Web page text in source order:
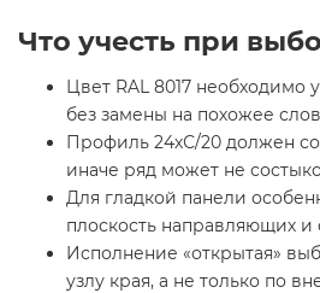
Что учесть при
Цвет RAL 8017 необходимо
без замены на похожее
Профиль 24хС/20 должен
иначе ряд может не
Для гладкой панели
плоскость направляющих и
Исполнение «открытая»
узлу края, а не только по